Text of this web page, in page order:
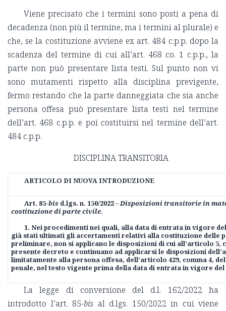
Viene precisato che i termini sono posti a pena di
decadenza (non più il termine, ma i termini al plurale) e
che, se la costituzione avviene ex art. 484 c.p.p. dopo la
scadenza del termine di cui all’art. 468 co. 1 c.p.p., la
parte non può presentare lista testi. Sul punto non vi
sono mutamenti rispetto alla disciplina previgente,
fermo restando che la parte danneggiata che sia anche
persona offesa può presentare lista testi nel termine
dell’art. 468 c.p.p. e poi costituirsi nel termine dell’art.
484 c.p.p.
DISCIPLINA TRANSITORIA
ARTICOLO DI NUOVA INTRODUZIONE
Art. 85-bisd.lgs. n. 150/2022 –Disposizioni transitorie in
costituzione di parte civile.
1. Nei procedimenti nei quali, alla data di entrata in vigore
già stati ultimati gli accertamenti relativi alla costituzione delle
preliminare, non si applicano le disposizioni di cui all’articolo 5,
presente decreto e continuano ad applicarsi le disposizioni
limitatamente alla persona offesa, dell’articolo 429, comma 4,
penale, nel testo vigente prima della data di entrata in vigore
La legge di conversione del d.l. 162/2022 ha
introdotto l’art. 85-bis al d.lgs. 150/2022 in cui viene